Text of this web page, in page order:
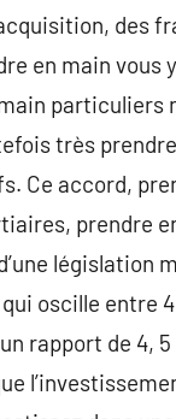
des
en main vous
très
Ce accord,
prendre
législation
oscille entre
rapport de 4,